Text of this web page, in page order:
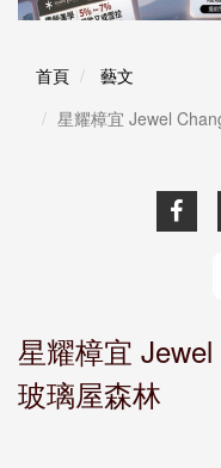
首頁
藝文
星耀樟宜 Jewel
星耀樟宜
玻璃屋森林